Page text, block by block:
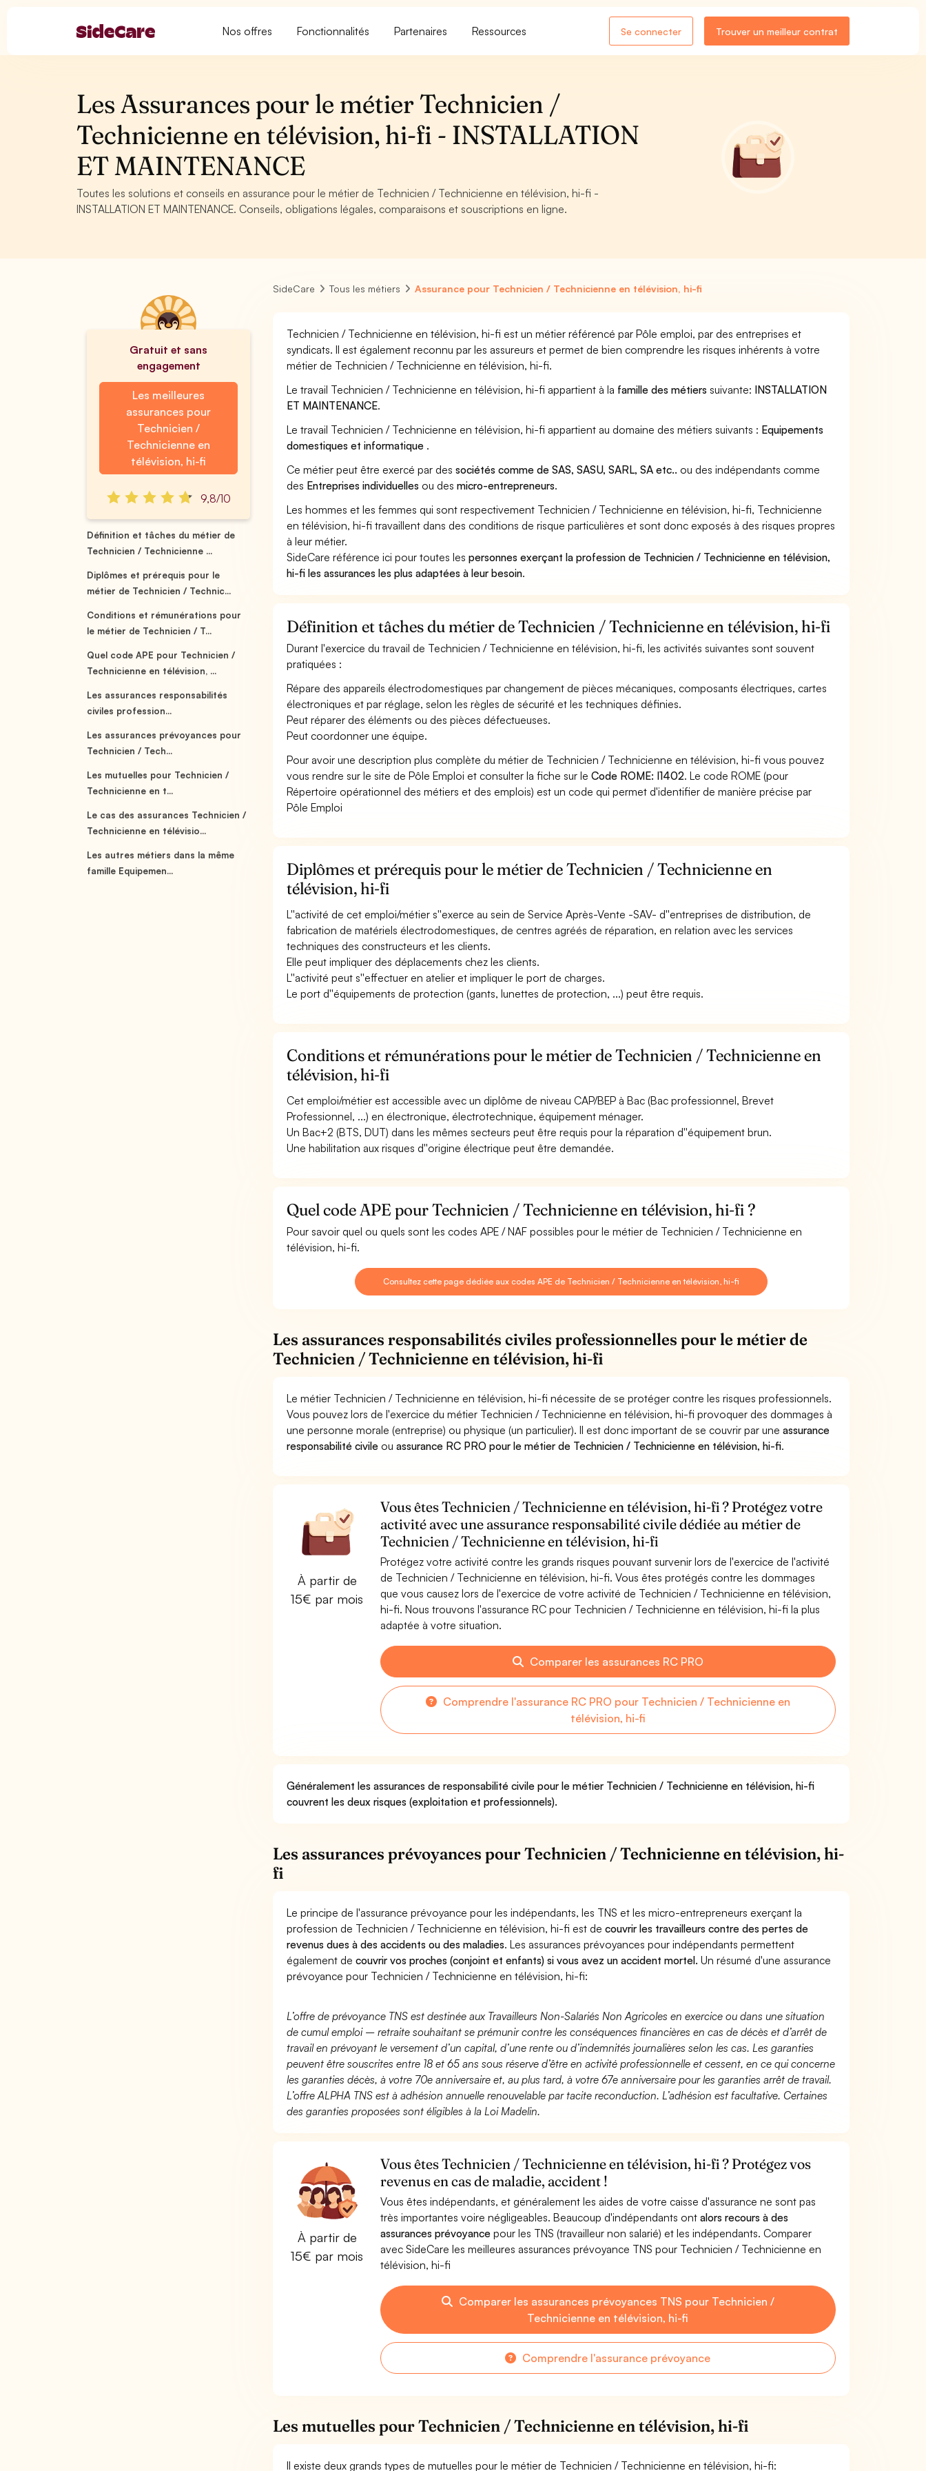
Nos offres Fonctionnalités Partenaires Ressources Se connecter Trouver un meilleur contrat
Les Assurances pour le métier Technicien /
Technicienne en télévision, hi-fi - INSTALLATION
ET MAINTENANCE
Toutes les solutions et conseils en assurance pour le métier de Technicien / Technicienne en télévision, hi-fi -
INSTALLATION ET MAINTENANCE. Conseils, obligations légales, comparaisons et souscriptions en ligne.
Gratuit et sans
engagement
Les meilleures
assurances pour
Technicien /
Technicienne en
télévision, hi-fi
9,8/10
Définition et tâches du métier de
Technicien / Technicienne ...
Diplômes et prérequis pour le
métier de Technicien / Technic...
Conditions et rémunérations pour
le métier de Technicien / T...
Quel code APE pour Technicien /
Technicienne en télévision, ...
Les assurances responsabilités
civiles profession...
Les assurances prévoyances pour
Technicien / Tech...
Les mutuelles pour Technicien /
Technicienne en t...
Le cas des assurances Technicien /
Technicienne en télévisio...
Les autres métiers dans la même
famille Equipemen...
SideCare Tous les métiers Assurance pour Technicien / Technicienne en télévision, hi-fi
Technicien / Technicienne en télévision, hi-fi est un métier référencé par Pôle emploi, par des entreprises et
syndicats. Il est également reconnu par les assureurs et permet de bien comprendre les risques inhérents à votre
métier de Technicien / Technicienne en télévision, hi-fi.
Le travail Technicien / Technicienne en télévision, hi-fi appartient à la famille des métiers suivante: INSTALLATION
ET MAINTENANCE.
Le travail Technicien / Technicienne en télévision, hi-fi appartient au domaine des métiers suivants : Equipements
domestiques et informatique .
Ce métier peut être exercé par dessociétés comme de SAS, SASU, SARL, SA etc.. ou des indépendants comme
des Entreprises individuelles ou desmicro-entrepreneurs.
Les hommes et les femmes qui sont respectivement Technicien / Technicienne en télévision, hi-fi, Technicienne
en télévision, hi-fi travaillent dans des conditions de risque particulières et sont donc exposés à des risques propres
à leur métier.
SideCare référence ici pour toutes lespersonnes exerçant la profession de Technicien / Technicienne en télévision,
hi-fi les assurances les plus adaptées à leur besoin.
Définition et tâches du métier de Technicien / Technicienne en télévision, hi-fi
Durant l'exercice du travail de Technicien / Technicienne en télévision, hi-fi, les activités suivantes sont souvent
pratiquées :
Répare des appareils électrodomestiques par changement de pièces mécaniques, composants électriques, cartes
électroniques et par réglage, selon les règles de sécurité et les techniques définies.
Peut réparer des éléments ou des pièces défectueuses.
Peut coordonner une équipe.
Pour avoir une description plus complète du métier de Technicien / Technicienne en télévision, hi-fi vous pouvez
vous rendre sur le site de Pôle Emploi et consulter la fiche sur leCode ROME: I1402. Le code ROME (pour
Répertoire opérationnel des métiers et des emplois) est un code qui permet d'identifier de manière précise par
Pôle Emploi
Diplômes et prérequis pour le métier de Technicien / Technicienne en
télévision, hi-fi
L''activité de cet emploi/métier s''exerce au sein de Service Après-Vente -SAV- d''entreprises de distribution, de
fabrication de matériels électrodomestiques, de centres agréés de réparation, en relation avec les services
techniques des constructeurs et les clients.
Elle peut impliquer des déplacements chez les clients.
L''activité peut s''effectuer en atelier et impliquer le port de charges.
Le port d''équipements de protection (gants, lunettes de protection, ...) peut être requis.
Conditions et rémunérations pour le métier de Technicien / Technicienne en
télévision, hi-fi
Cet emploi/métier est accessible avec un diplôme de niveau CAP/BEP à Bac (Bac professionnel, Brevet
Professionnel, ...) en électronique, électrotechnique, équipement ménager.
Un Bac+2 (BTS, DUT) dans les mêmes secteurs peut être requis pour la réparation d''équipement brun.
Une habilitation aux risques d''origine électrique peut être demandée.
Quel code APE pour Technicien / Technicienne en télévision, hi-fi ?
Pour savoir quel ou quels sont les codes APE / NAF possibles pour le métier de Technicien / Technicienne en
télévision, hi-fi.
Consultez cette page dédiée aux codes APE de Technicien / Technicienne en télévision, hi-fi
Les assurances responsabilités civiles professionnelles pour le métier de
Technicien / Technicienne en télévision, hi-fi
Le métier Technicien / Technicienne en télévision, hi-fi nécessite de se protéger contre les risques professionnels.
Vous pouvez lors de l'exercice du métier Technicien / Technicienne en télévision, hi-fi provoquer des dommages à
une personne morale (entreprise) ou physique (un particulier). Il est donc important de se couvrir par uneassurance
responsabilité civile ouassurance RC PRO pour le métier de Technicien / Technicienne en télévision, hi-fi.
À partir de
15€ par mois
Vous êtes Technicien / Technicienne en télévision, hi-fi ? Protégez votre
activité avec une assurance responsabilité civile dédiée au métier de
Technicien / Technicienne en télévision, hi-fi
Protégez votre activité contre les grands risques pouvant survenir lors de l'exercice de l'activité
de Technicien / Technicienne en télévision, hi-fi. Vous êtes protégés contre les dommages
que vous causez lors de l'exercice de votre activité de Technicien / Technicienne en télévision,
hi-fi. Nous trouvons l'assurance RC pour Technicien / Technicienne en télévision, hi-fi la plus
adaptée à votre situation.
Comparer les assurances RC PRO
Comprendre l'assurance RC PRO pour Technicien / Technicienne en
télévision, hi-fi
Généralement les assurances de responsabilité civile pour le métier Technicien / Technicienne en télévision, hi-fi
couvrent les deux risques (exploitation et professionnels).
Les assurances prévoyances pour Technicien / Technicienne en télévision, hi-
fi
Le principe de l'assurance prévoyance pour les indépendants, les TNS et les micro-entrepreneurs exerçant la
profession de Technicien / Technicienne en télévision, hi-fi est decouvrir les travailleurs contre des pertes de
revenus dues à des accidents ou des maladies. Les assurances prévoyances pour indépendants permettent
également decouvrir vos proches (conjoint et enfants) si vous avez un accident mortel. Un résumé d'une assurance
prévoyance pour Technicien / Technicienne en télévision, hi-fi:
L’offre de prévoyance TNS est destinée aux Travailleurs Non-Salariés Non Agricoles en exercice ou dans une situation
de cumul emploi – retraite souhaitant se prémunir contre les conséquences financières en cas de décès et d’arrêt de
travail en prévoyant le versement d’un capital, d’une rente ou d’indemnités journalières selon les cas. Les garanties
peuvent être souscrites entre 18 et 65 ans sous réserve d’être en activité professionnelle et cessent, en ce qui concerne
les garanties décès, à votre 70e anniversaire et, au plus tard, à votre 67e anniversaire pour les garanties arrêt de travail.
L’offre ALPHA TNS est à adhésion annuelle renouvelable par tacite reconduction. L’adhésion est facultative. Certaines
des garanties proposées sont éligibles à la Loi Madelin.
À partir de
15€ par mois
Vous êtes Technicien / Technicienne en télévision, hi-fi ? Protégez vos
revenus en cas de maladie, accident !
Vous êtes indépendants, et généralement les aides de votre caisse d'assurance ne sont pas
très importantes voire négligeables. Beaucoup d'indépendants ont alors recours à des
assurances prévoyancepour les TNS (travailleur non salarié) et les indépendants. Comparer
avec SideCare les meilleures assurances prévoyance TNS pour Technicien / Technicienne en
télévision, hi-fi
Comparer les assurances prévoyances TNS pour Technicien /
Technicienne en télévision, hi-fi
Comprendre l'assurance prévoyance
Les mutuelles pour Technicien / Technicienne en télévision, hi-fi
Il existe deux grands types de mutuelles pour le métier de Technicien / Technicienne en télévision, hi-fi: